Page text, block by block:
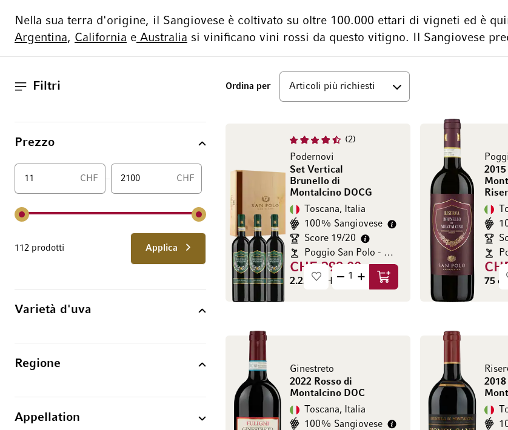
Nella sua terra d'origine, il Sangiovese è coltivato su oltre 100.000 ettari di vigneti ed è
Argentina, California e Australia si vinificano vini rossi da questo vitigno. Il Sangiovese
Filtri
Prezzo
CHF CHF
112 prodotti Applica
Varietà d'uva
Regione
Appellation
Ordina perSuperiore
2
Podernovi
Set Vertical
Brunello di
Montalcino DOCG
Toscana, Italia
100% Sangiovese
Score 19/20
Poggio San Polo - Marilisa Allegrini
CHF 398.00
2.25 l(CHF 176.89 / l)Aggiungi al Carrello 75 cl
Ginestreto
2022 Rosso di
Montalcino DOC
Toscana, Italia
100% Sangiovese